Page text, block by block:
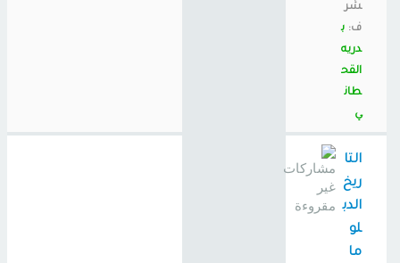
شر
ف: ب
دريه
القح
طان
ي
التا
ريخ
الدب
لو
ما